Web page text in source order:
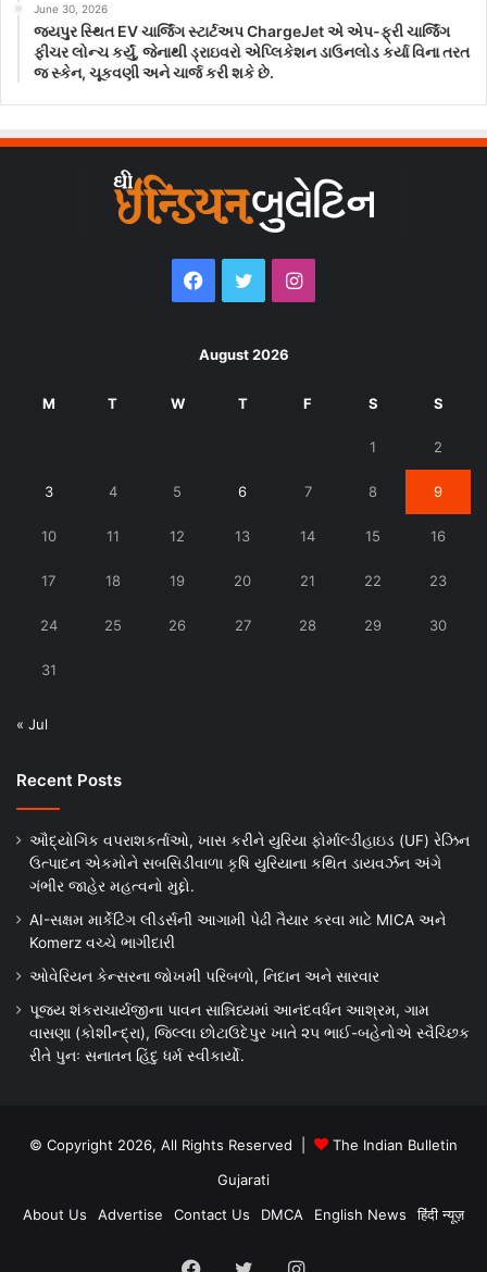
June 30, 2026
જયપુર સ્થિત EV ચાર્જિંગ સ્ટાર્ટઅપ ChargeJet એ એપ-ફ્રી ચાર્જિંગ
ફીચર લોન્ચ કર્યું, જેનાથી ડ્રાઇવરો એપ્લિકેશન ડાઉનલોડ કર્યા વિના તરત
જ સ્કેન, ચૂકવણી અને ચાર્જ કરી શકે છે.
Facebook
TwitterInstagram
August 2026
M T W T F S S
1 2
3 4 5 6 7 8 9
10 11 12 13 14 15 16
17 18 19 20 21 22 23
24 25 26 27 28 29 30
31
« Jul
Recent Posts
ઔદ્યોગિક વપરાશકર્તાઓ, ખાસ કરીને યુરિયા ફોર્માલ્ડીહાઇડ (UF) રેઝિન
ઉત્પાદન એકમોને સબસિડીવાળા કૃષિ યુરિયાના કથિત ડાયવર્ઝન અંગે
ગંભીર જાહેર મહત્વનો મુદ્દો.
AI-સક્ષમ માર્કેટિંગ લીડર્સની આગામી પેઢી તૈયાર કરવા માટે MICA અને
Komerz વચ્ચે ભાગીદારી
ઓવેરિયન કેન્સરના જોખમી પરિબળો, નિદાન અને સારવાર
પૂજ્ય શંકરાચાર્યજીના પાવન સાન્નિધ્યમાં આનંદવર્ધન આશ્રમ, ગામ
વાસણા (કોશીન્દ્રા), જિલ્લા છોટાઉદેપુર ખાતે ૨૫ ભાઈ-બહેનોએ સ્વૈચ્છિક
રીતે પુનઃ સનાતન હિંદુ ધર્મ સ્વીકાર્યો.
© Copyright 2026, All Rights Reserved |
The Indian Bulletin
Gujarati
About Us
Advertise Contact Us DMCA English News हिंदी न्यूज़